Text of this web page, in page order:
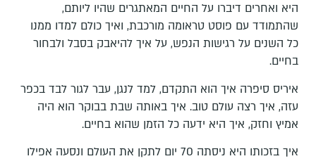
היא ואחרים דיברו על החיים המאתגרים שהיו ליותם,
שהתמודד עם פוסט טראומה מורכבת, ואיך כולם למדו ממנו
כל השנים על רגישות הנפש, על איך להיאבק בסבל ולבחור
בחיים.
איריס סיפרה איך הוא התקדם, למד לנגן, עבר לגור לבד בכפר
עזה, איך רצה עולם טוב. איך באותה שבת בבוקר הוא היה
אמיץ וחזק, איך היא ידעה כל הזמן שהוא בחיים.
איך בזכותו היא ניסתה 70 יום לתקן את העולם ונסעה אפילו